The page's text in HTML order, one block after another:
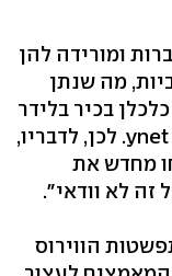
ומורידה להן
מה שנתן
בכיר בלידר
שוקי הון, שהשתתף בריאיון באולפן ynet. לכן, לדבריו,
מחדש את
זה לא וודאי".
הווירוס